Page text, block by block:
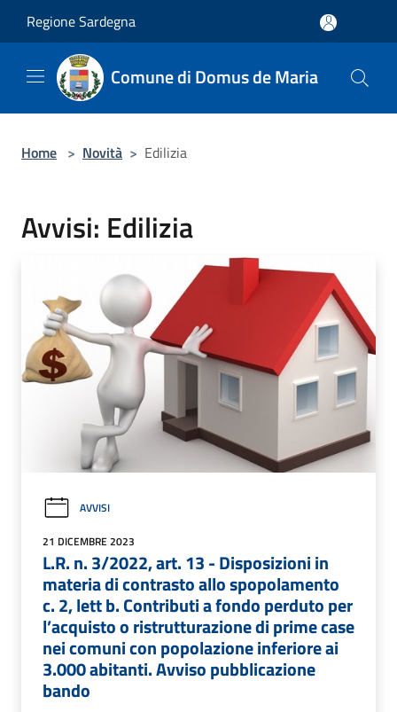
Regione Sardegna
Comune di Domus de Maria
Home > Novità > Edilizia
Avvisi: Edilizia
AVVISI
21 DICEMBRE 2023
L.R. n. 3/2022, art. 13 - Disposizioni in
materia di contrasto allo spopolamento
c. 2, lett b. Contributi a fondo perduto per
l’acquisto o ristrutturazione di prime case
nei comuni con popolazione inferiore ai
3.000 abitanti. Avviso pubblicazione
bando